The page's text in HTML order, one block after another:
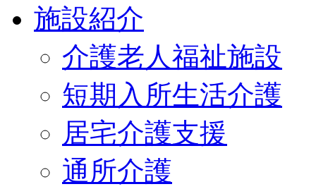
施設紹介
介護老人福祉施設
短期入所生活介護
居宅介護支援
通所介護